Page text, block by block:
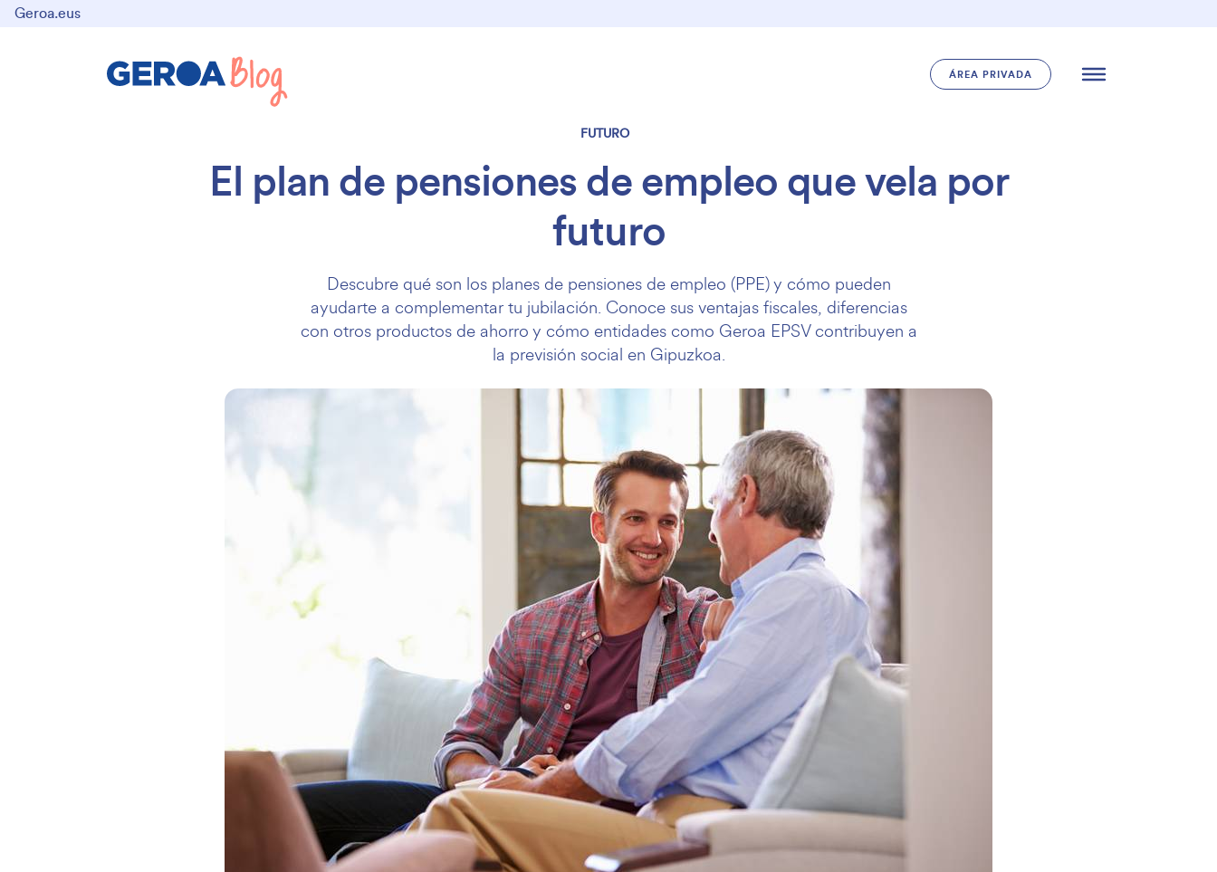
Geroa.eus
ÁREA PRIVADA
FUTURO
El plan de pensiones de empleo que vela por
futuro
Descubre qué son los planes de pensiones de empleo (PPE) y cómo pueden
ayudarte a complementar tu jubilación. Conoce sus ventajas fiscales, diferencias
con otros productos de ahorro y cómo entidades como Geroa EPSV contribuyen a
la previsión social en Gipuzkoa.